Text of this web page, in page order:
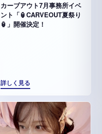
カーブアウト7月事務所イベ
ント「🏮CARVEOUT夏祭り
🏮」開催決定！
詳しく見る